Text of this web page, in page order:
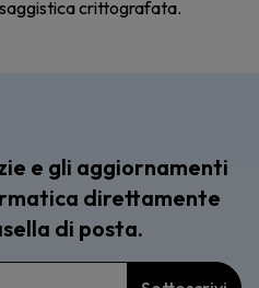
crittografata.
e gli aggiornamenti
direttamente
di posta.